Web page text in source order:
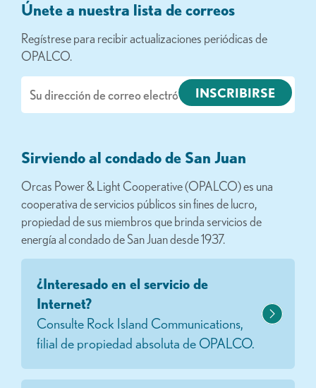
Únete a nuestra lista de correos
Regístrese para recibir actualizaciones periódicas de
OPALCO.
electrónico
Sirviendo al condado de San Juan
Orcas Power & Light Cooperative (OPALCO) es una
cooperativa de servicios públicos sin fines de lucro,
propiedad de sus miembros que brinda servicios de
energía al condado de San Juan desde 1937.
¿Interesado en el servicio de
Internet?
Consulte Rock Island Communications,
filial de propiedad absoluta de OPALCO.